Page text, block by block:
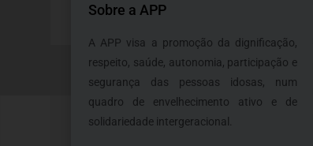
Sobre a APP
A APP visa a promoção da dignificação,
respeito, saúde, autonomia, participação e
segurança das pessoas idosas, num
quadro de envelhecimento ativo e de
solidariedade intergeracional.